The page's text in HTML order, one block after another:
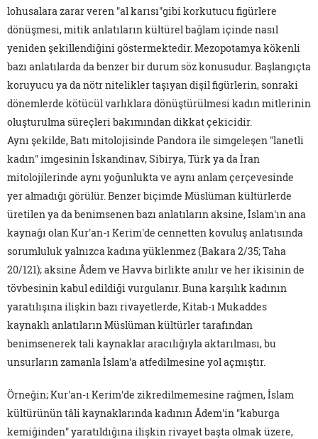
lohusalara zarar veren "al karısı"gibi korkutucu figürlere
dönüşmesi, mitik anlatıların kültürel bağlam içinde nasıl
yeniden şekillendiğini göstermektedir. Mezopotamya kökenli
bazı anlatılarda da benzer bir durum söz konusudur. Başlangıçta
koruyucu ya da nötr nitelikler taşıyan dişil figürlerin, sonraki
dönemlerde kötücül varlıklara dönüştürülmesi kadın mitlerinin
oluşturulma süreçleri bakımından dikkat çekicidir.
Aynı şekilde, Batı mitolojisinde Pandora ile simgeleşen "lanetli
kadın" imgesinin İskandinav, Sibirya, Türk ya da İran
mitolojilerinde aynı yoğunlukta ve aynı anlam çerçevesinde
yer almadığı görülür. Benzer biçimde Müslüman kültürlerde
üretilen ya da benimsenen bazı anlatıların aksine, İslam'ın ana
kaynağı olan Kur'an-ı Kerim'de cennetten kovuluş anlatısında
sorumluluk yalnızca kadına yüklenmez (Bakara 2/35; Taha
20/121); aksine Âdem ve Havva birlikte anılır ve her ikisinin de
tövbesinin kabul edildiği vurgulanır. Buna karşılık kadının
yaratılışına ilişkin bazı rivayetlerde, Kitab-ı Mukaddes
kaynaklı anlatıların Müslüman kültürler tarafından
benimsenerek tali kaynaklar aracılığıyla aktarılması, bu
unsurların zamanla İslam'a atfedilmesine yol açmıştır.
Örneğin; Kur'an-ı Kerim'de zikredilmemesine rağmen, İslam
kültürünün tâli kaynaklarında kadının Âdem'in "kaburga
kemiğinden" yaratıldığına ilişkin rivayet başta olmak üzere,